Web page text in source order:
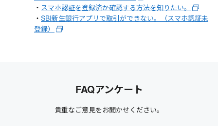
・ スマホ認証を登録済か確認する方法を知りたい。
・ SBI新生銀行アプリで取引ができない。（スマホ認証未
登録）
FAQアンケート
貴重なご意見をお聞かせください。